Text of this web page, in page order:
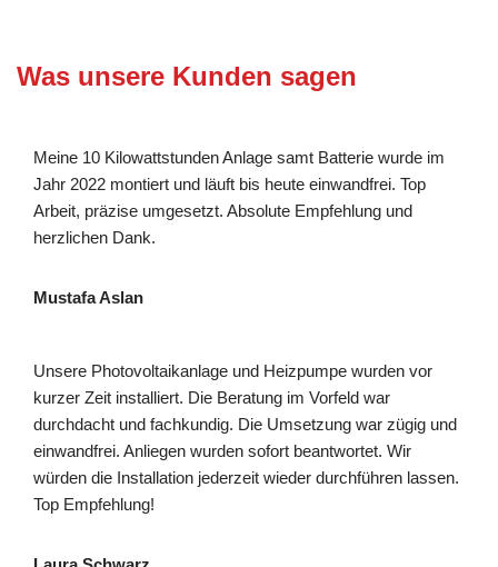
Was unsere Kunden sagen
Meine 10 Kilowattstunden Anlage samt Batterie wurde im
Jahr 2022 montiert und läuft bis heute einwandfrei. Top
Arbeit, präzise umgesetzt. Absolute Empfehlung und
herzlichen Dank.
Mustafa Aslan
Unsere Photovoltaikanlage und Heizpumpe wurden vor
kurzer Zeit installiert. Die Beratung im Vorfeld war
durchdacht und fachkundig. Die Umsetzung war zügig und
einwandfrei. Anliegen wurden sofort beantwortet. Wir
würden die Installation jederzeit wieder durchführen lassen.
Top Empfehlung!